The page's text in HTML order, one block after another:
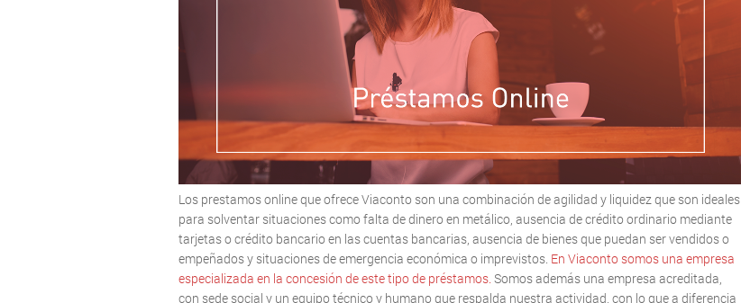
Los prestamos online que ofrece Viaconto son una combinación de agilidad y liquidez que son ideales
para solventar situaciones como falta de dinero en metálico, ausencia de crédito ordinario mediante
tarjetas o crédito bancario en las cuentas bancarias, ausencia de bienes que puedan ser vendidos o
empeñados y situaciones de emergencia económica o imprevistos. En Viaconto somos una empresa
especializada en la concesión de este tipo de préstamos. Somos además una empresa acreditada,
con sede social y un equipo técnico y humano que respalda nuestra actividad, con lo que a diferencia